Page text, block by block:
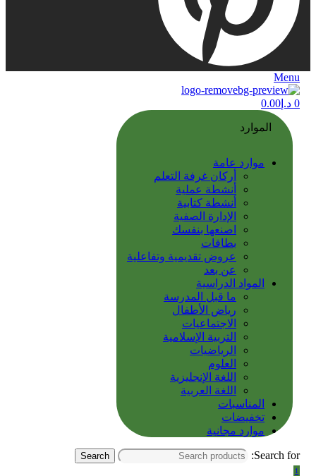
Menu
0 د.إ 0.00
الموارد
موارد عامة
أركان غرفة التعلم
أنشطة عملية
أنشطة كتابية
الإدارة الصفية
اصنعها بنفسك
بطاقات
عروض تقديمية وتفاعلية
عن بعد
المواد الدراسية
ما قبل المدرسة
رياض الأطفال
الاجتماعيات
التربية الإسلامية
الرياضيات
العلوم
اللغة الإنجليزية
اللغة العربية
المناسبات
تخفيضات
موارد مجانية
Search for:
Search
1